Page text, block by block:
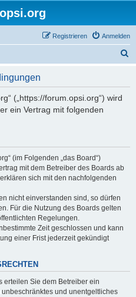
Anmelden
Registrieren
(„https://forum.opsi.org“) wird
ein Vertrag mit folgenden
(im Folgenden „das Board“)
mit dem Betreiber des Boards ab
sich mit den nachfolgenden
nicht einverstanden sind, so dürfen
Für die Nutzung des Boards gelten
Regelungen.
Zeit geschlossen und kann
einer Frist jederzeit gekündigt
erteilen Sie dem Betreiber ein
und unentgeltliches